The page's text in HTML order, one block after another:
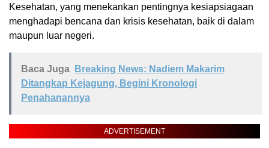
Kesehatan, yang menekankan pentingnya kesiapsiagaan
menghadapi bencana dan krisis kesehatan, baik di dalam
maupun luar negeri.
Baca Juga
Breaking News: Nadiem Makarim
Ditangkap Kejagung, Begini Kronologi
Penahanannya
ADVERTISEMENT